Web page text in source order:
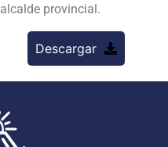
alcalde provincial.
Descargar